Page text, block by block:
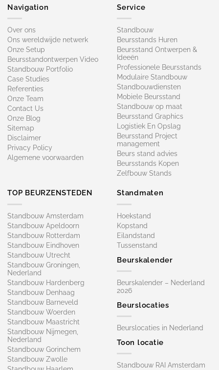
Navigation
Over ons
Ons wereldwijde netwerk
Onze Setup
Beursstandontwerpen Video
Standbouw Portfolio
Case Studies
Referenties
Onze Team
Contact Us
Onze Blog
Sitemap
Disclaimer
Privacy Policy
Algemene voorwaarden
Service
Standbouw
Beursstands Huren
Beursstand Ontwerpen &
Ideeën
Professionele Beursstands
Modulaire Standbouw
Standbouwdiensten
Mobiele Beursstand
Standbouw op maat​
Beursstand Graphics
Logistiek En Opslag
Beursstand Project
management
Beurs stand advies
Beursstands Kopen
Zelfbouw Stands
TOP BEURZENSTEDEN
Standbouw Amsterdam
Standbouw Apeldoorn
Standbouw Rotterdam
Standbouw Eindhoven
Standbouw Utrecht
Standbouw Groningen,
Nederland
Standbouw Hardenberg
Standbouw Denhaag
Standbouw Barneveld
Standbouw Woerden
Standbouw Maastricht
Standbouw Nijmegen,
Nederland
Standbouw Gorinchem
Standbouw Zwolle
Standmaten
Hoekstand
Kopstand
Eilandstand
Tussenstand
Beurskalender
Beurskalender – Nederland
2026
Beurslocaties
Beurslocaties in Nederland
Toon locatie
Standbouw RAI Amsterdam